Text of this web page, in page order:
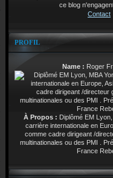
ce blog
Contact
PROFIL
Name : Roger
À Propos : Diplômé EM
carrière internationale en
comme cadre dirigeant /
multinationales ou des PMI .
France